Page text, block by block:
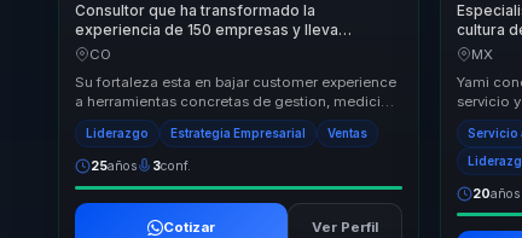
Consultor que ha transformado la
experiencia de 150 empresas y lleva
customer experience a lealtad y resultados
CO
Su fortaleza esta en bajar customer experience
a herramientas concretas de gestion, medicion
y decision. Une CX, NPS y una mirada de
nego...
Liderazgo Estrategia Empresarial Ventas
25años 3conf.
Cotizar Ver Perfil
cultura
MX
Yami
servicio
claras
Servicio
20años